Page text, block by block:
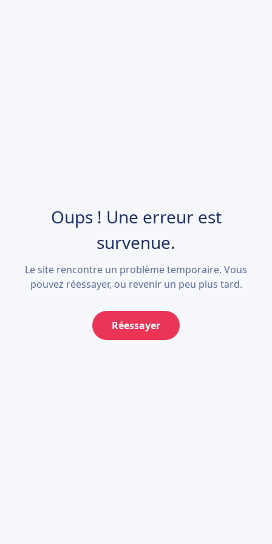
Oups ! Une erreur est
survenue.
Le site rencontre un problème temporaire. Vous
pouvez réessayer, ou revenir un peu plus tard.
Réessayer